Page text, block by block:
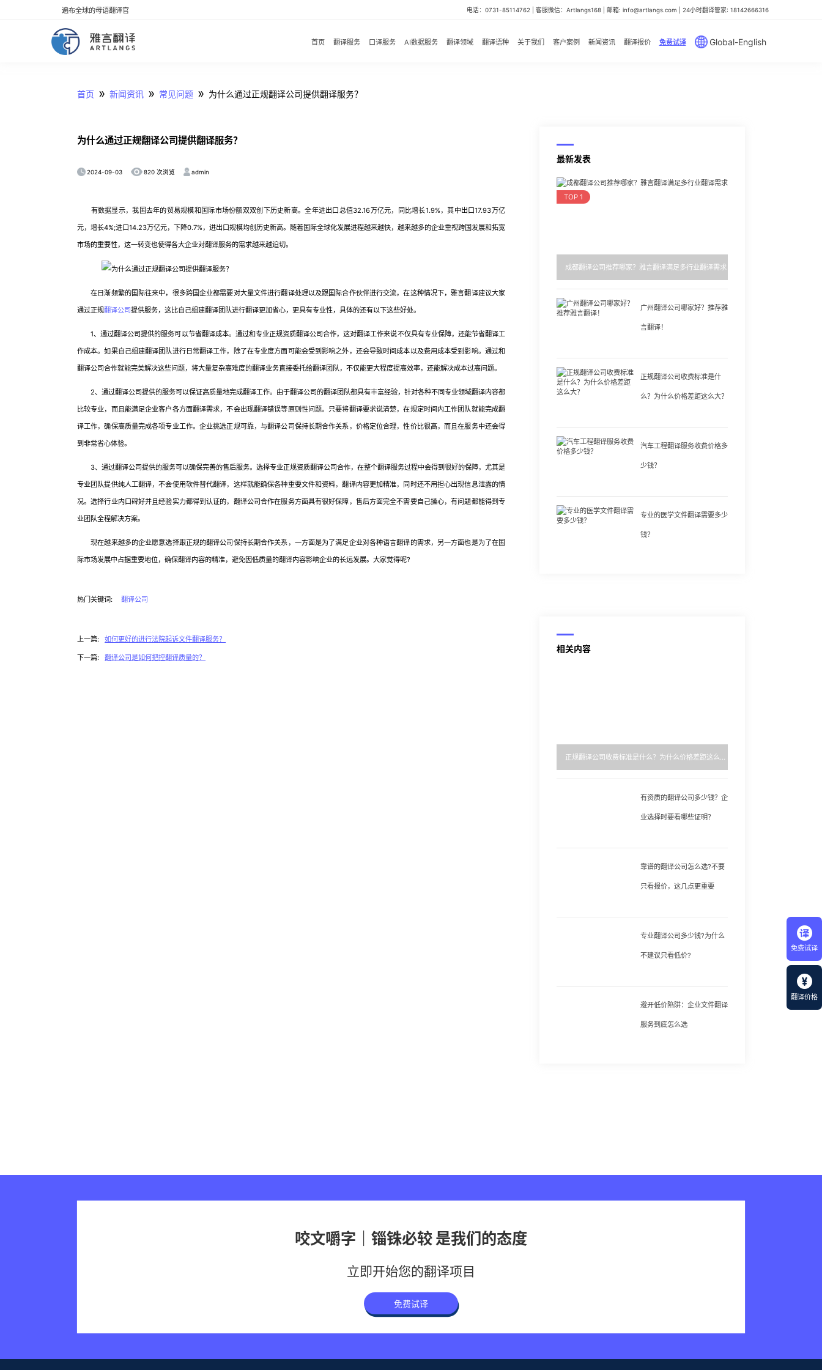
免费试译
翻译价格
遍布全球的母语翻译官 电话：0731-85114762 | 客服微信：Artlangs168 | 邮箱: info@artlangs.com | 24小时翻译管家: 18142666316
首页 翻译服务 口译服务 AI数据服务 翻译领域 翻译语种 关于我们 客户案例 新闻资讯 翻译报价 免费试译 Global-English
首页 » 新闻资讯 » 常见问题 » 为什么通过正规翻译公司提供翻译服务？
为什么通过正规翻译公司提供翻译服务？
2024-09-03 820 次浏览 admin
有数据显示，我国去年的贸易规模和国际市场份额双双创下历史新高。全年进出口总值32.16万亿元，同比增长1.9%，其中出口17.93万亿
元，增长4%;进口14.23万亿元，下降0.7%，进出口规模均创历史新高。随着国际全球化发展进程越来越快，越来越多的企业重视跨国发展和拓宽
市场的重要性，这一转变也使得各大企业对翻译服务的需求越来越迫切。
在日渐频繁的国际往来中，很多跨国企业都需要对大量文件进行翻译处理以及跟国际合作伙伴进行交流，在这种情况下，雅言翻译建议大家
通过正规翻译公司提供服务，这比自己组建翻译团队进行翻译更加省心，更具有专业性，具体的还有以下这些好处。
1、通过翻译公司提供的服务可以节省翻译成本。通过和专业正规资质翻译公司合作，这对翻译工作来说不仅具有专业保障，还能节省翻译工
作成本。如果自己组建翻译团队进行日常翻译工作，除了在专业度方面可能会受到影响之外，还会导致时间成本以及费用成本受到影响。通过和
翻译公司合作就能完美解决这些问题，将大量复杂高难度的翻译业务直接委托给翻译团队，不仅能更大程度提高效率，还能解决成本过高问题。
2、通过翻译公司提供的服务可以保证高质量地完成翻译工作。由于翻译公司的翻译团队都具有丰富经验，针对各种不同专业领域翻译内容都
比较专业，而且能满足企业客户各方面翻译需求，不会出现翻译错误等原则性问题。只要将翻译要求说清楚，在规定时间内工作团队就能完成翻
译工作，确保高质量完成各项专业工作。企业挑选正规可靠，与翻译公司保持长期合作关系，价格定位合理，性价比很高，而且在服务中还会得
到非常省心体验。
3、通过翻译公司提供的服务可以确保完善的售后服务。选择专业正规资质翻译公司合作，在整个翻译服务过程中会得到很好的保障，尤其是
专业团队提供纯人工翻译，不会使用软件替代翻译，这样就能确保各种重要文件和资料，翻译内容更加精准，同时还不用担心出现信息泄露的情
况。选择行业内口碑好并且经验实力都得到认证的，翻译公司合作在服务方面具有很好保障，售后方面完全不需要自己操心，有问题都能得到专
业团队全程解决方案。
现在越来越多的企业愿意选择跟正规的翻译公司保持长期合作关系，一方面是为了满足企业对各种语言翻译的需求，另一方面也是为了在国
际市场发展中占据重要地位，确保翻译内容的精准，避免因低质量的翻译内容影响企业的长远发展。大家觉得呢?
热门关键词: 翻译公司
上一篇: 如何更好的进行法院起诉文件翻译服务？
下一篇: 翻译公司是如何把控翻译质量的？
最新发表
TOP 1
成都翻译公司推荐哪家？雅言翻译满足多行业翻译需求
广州翻译公司哪家好？推荐雅
言翻译！
正规翻译公司收费标准是什
么？为什么价格差距这么大？
汽车工程翻译服务收费价格多
少钱？
专业的医学文件翻译需要多少
钱？
相关内容
正规翻译公司收费标准是什么？为什么价格差距这么大？
有资质的翻译公司多少钱？企
业选择时要看哪些证明？
靠谱的翻译公司怎么选?不要
只看报价，这几点更重要
专业翻译公司多少钱?为什么
不建议只看低价?
避开低价陷阱：企业文件翻译
服务到底怎么选
咬文嚼字｜锱铢必较 是我们的态度
立即开始您的翻译项目
免费试译